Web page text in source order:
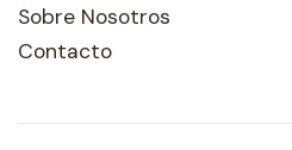
Sobre Nosotros
Contacto